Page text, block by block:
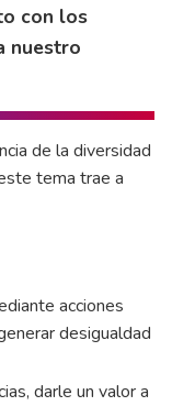
con los
nuestro
de la diversidad
tema trae a
acciones
desigualdad
darle un valor a